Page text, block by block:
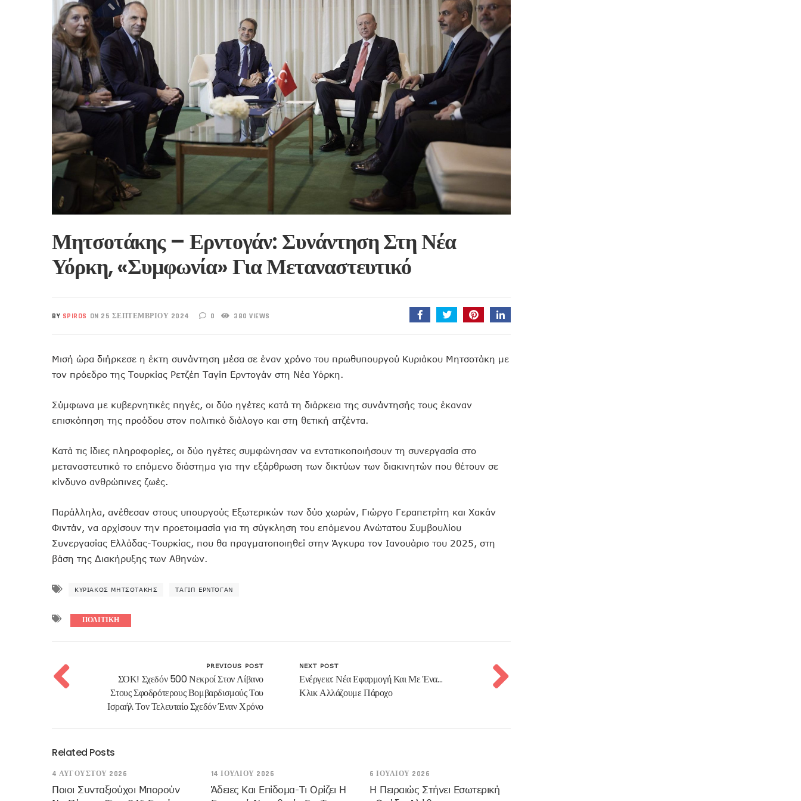
Μητσοτάκης – Ερντογάν: Συνάντηση Στη Νέα
Υόρκη, «συμφωνία» Για Μεταναστευτικό
BY SPIROS ON 25 ΣΕΠΤΕΜΒΡΊΟΥ 2024 0 380 VIEWS
Μισή ώρα διήρκεσε η έκτη συνάντηση μέσα σε έναν χρόνο του πρωθυπουργού Κυριάκου Μητσοτάκη με
τον πρόεδρο της Τουρκίας Ρετζέπ Ταγίπ Ερντογάν στη Νέα Υόρκη.
Σύμφωνα με κυβερνητικές πηγές, οι δύο ηγέτες κατά τη διάρκεια της συνάντησής τους έκαναν
επισκόπηση της προόδου στον πολιτικό διάλογο και στη θετική ατζέντα.
Κατά τις ίδιες πληροφορίες, οι δύο ηγέτες συμφώνησαν να εντατικοποιήσουν τη συνεργασία στο
μεταναστευτικό το επόμενο διάστημα για την εξάρθρωση των δικτύων των διακινητών που θέτουν σε
κίνδυνο ανθρώπινες ζωές.
Παράλληλα, ανέθεσαν στους υπουργούς Εξωτερικών των δύο χωρών, Γιώργο Γεραπετρίτη και Χακάν
Φιντάν, να αρχίσουν την προετοιμασία για τη σύγκληση του επόμενου Ανώτατου Συμβουλίου
Συνεργασίας Ελλάδας-Τουρκίας, που θα πραγματοποιηθεί στην Άγκυρα τον Ιανουάριο του 2025, στη
βάση της Διακήρυξης των Αθηνών.
ΚΥΡΙΆΚΟΣ ΜΗΤΣΟΤΆΚΗΣ ΤΑΓΊΠ ΕΡΝΤΟΓΆΝ
ΠΟΛΙΤΙΚΗ
PREVIOUS POST
ΣΟΚ! Σχεδόν 500 Νεκροί Στον Λίβανο
Στους Σφοδρότερους Βομβαρδισμούς Του
Ισραήλ Τον Τελευταίο Σχεδόν Έναν Χρόνο
NEXT POST
Ενέργεια: Νέα Εφαρμογή Και Με Ένα…
Κλικ Αλλάζουμε Πάροχο
Related Posts
4 ΑΥΓΟΎΣΤΟΥ 2026
Ποιοι Συνταξιούχοι Μπορούν
14 ΙΟΥΛΊΟΥ 2026
Άδειες Και Επίδομα-Τι Ορίζει Η
6 ΙΟΥΛΊΟΥ 2026
Η Πειραιώς Στήνει Εσωτερική